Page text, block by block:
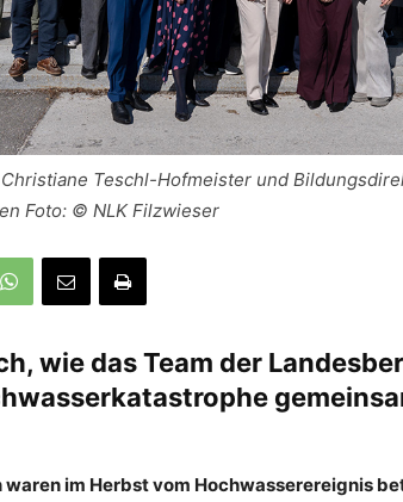
Teschl-Hofmeister und
Foto: © NLK Filzwieser
wie das Team der
waren im Herbst vom Hochwasserereignis